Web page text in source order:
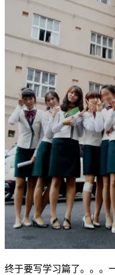
终于要写学习篇了。。。